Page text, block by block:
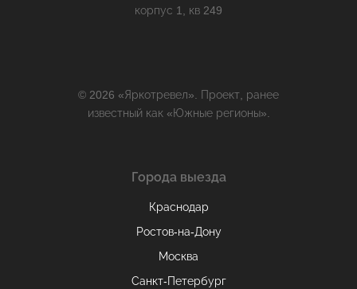
корпус 1, кв 249
© 2026 «Яркотревел». Проект, ранее
известный как «Южные регионы».
Города выезда
Краснодар
Ростов-на-Дону
Москва
Санкт-Петербург